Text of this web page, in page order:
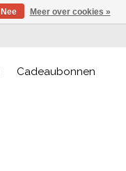
Cadeaubonnen
Nee Meer over cookies »